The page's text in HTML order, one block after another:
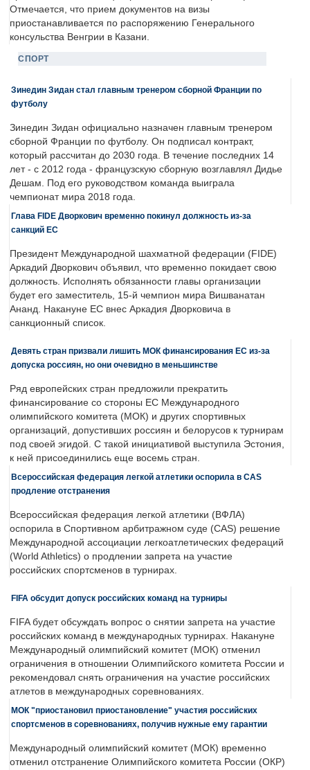
Отмечается, что прием документов на визы
приостанавливается по распоряжению Генерального
консульства Венгрии в Казани.
СПОРТ
Зинедин Зидан стал главным тренером сборной Франции по
футболу
Зинедин Зидан официально назначен главным тренером
сборной Франции по футболу. Он подписал контракт,
который рассчитан до 2030 года. В течение последних 14
лет - с 2012 года - французскую сборную возглавлял Дидье
Дешам. Под его руководством команда выиграла
чемпионат мира 2018 года.
Глава FIDE Дворкович временно покинул должность из-за
санкций ЕС
Президент Международной шахматной федерации (FIDE)
Аркадий Дворкович объявил, что временно покидает свою
должность. Исполнять обязанности главы организации
будет его заместитель, 15-й чемпион мира Вишванатан
Ананд. Накануне ЕС внес Аркадия Дворковича в
санкционный список.
Девять стран призвали лишить МОК финансирования ЕС из-за
допуска россиян, но они очевидно в меньшинстве
Ряд европейских стран предложили прекратить
финансирование со стороны ЕС Международного
олимпийского комитета (МОК) и других спортивных
организаций, допустивших россиян и белорусов к турнирам
под своей эгидой. С такой инициативой выступила Эстония,
к ней присоединились еще восемь стран.
Всероссийская федерация легкой атлетики оспорила в CAS
продление отстранения
Всероссийская федерация легкой атлетики (ВФЛА)
оспорила в Спортивном арбитражном суде (CAS) решение
Международной ассоциации легкоатлетических федераций
(World Athletics) о продлении запрета на участие
российских спортсменов в турнирах.
FIFA обсудит допуск российских команд на турниры
FIFA будет обсуждать вопрос о снятии запрета на участие
российских команд в международных турнирах. Накануне
Международный олимпийский комитет (МОК) отменил
ограничения в отношении Олимпийского комитета России и
рекомендовал снять ограничения на участие российских
атлетов в международных соревнованиях.
МОК "приостановил приостановление" участия российских
спортсменов в соревнованиях, получив нужные ему гарантии
Международный олимпийский комитет (МОК) временно
отменил отстранение Олимпийского комитета России (ОКР)